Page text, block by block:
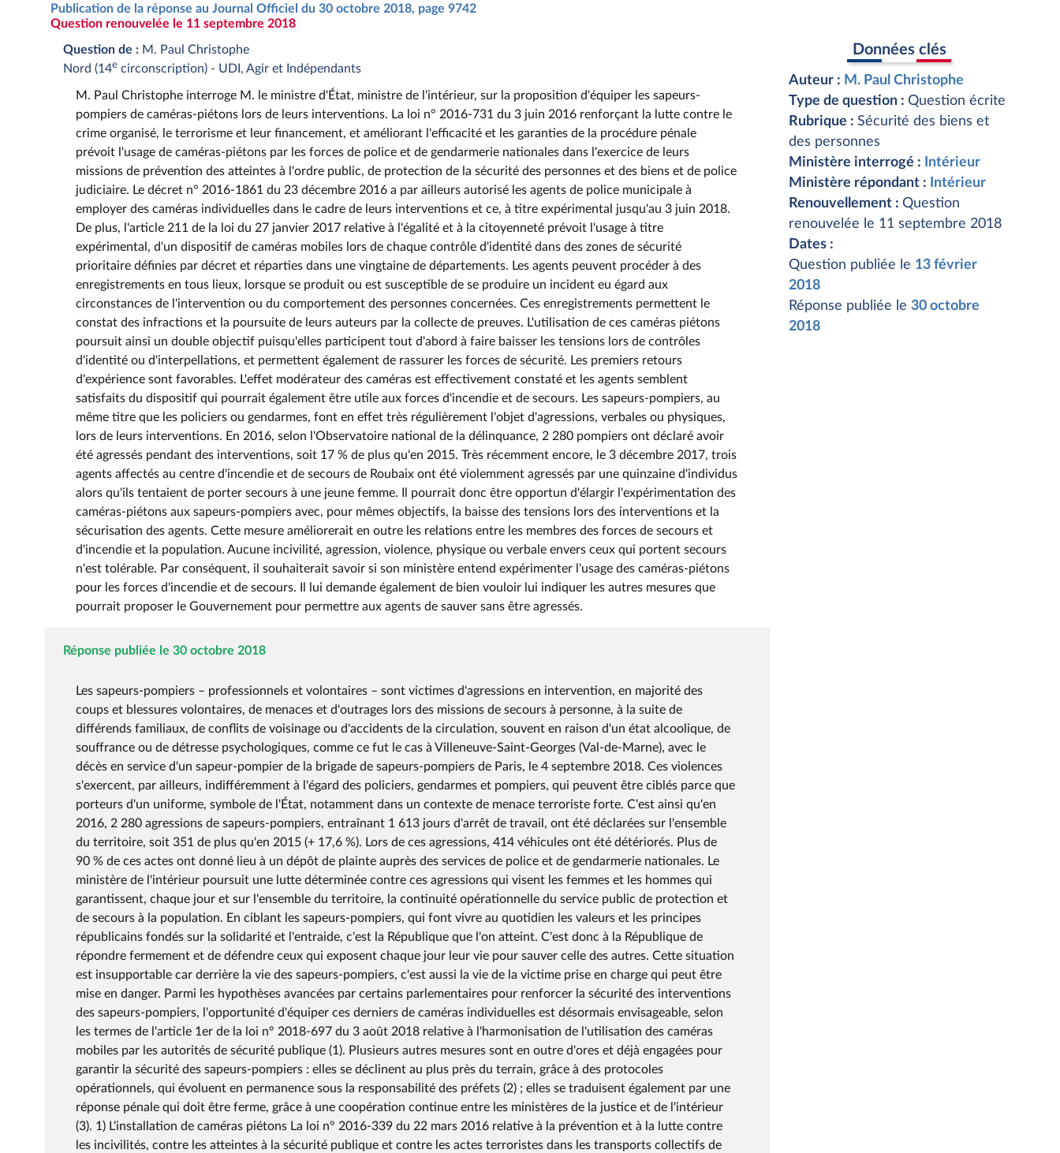
Publication de la réponse au Journal Officiel du 30 octobre 2018, page 9742
Question renouvelée le 11 septembre 2018
Question de : M. Paul Christophe
Nord (14e circonscription) - UDI, Agir et Indépendants
M. Paul Christophe interroge M. le ministre d'État, ministre de l'intérieur, sur la proposition d'équiper les sapeurs-
pompiers de caméras-piétons lors de leurs interventions. La loi n° 2016-731 du 3 juin 2016 renforçant la lutte contre le
crime organisé, le terrorisme et leur financement, et améliorant l'efficacité et les garanties de la procédure pénale
prévoit l'usage de caméras-piétons par les forces de police et de gendarmerie nationales dans l'exercice de leurs
missions de prévention des atteintes à l'ordre public, de protection de la sécurité des personnes et des biens et de police
judiciaire. Le décret n° 2016-1861 du 23 décembre 2016 a par ailleurs autorisé les agents de police municipale à
employer des caméras individuelles dans le cadre de leurs interventions et ce, à titre expérimental jusqu'au 3 juin 2018.
De plus, l'article 211 de la loi du 27 janvier 2017 relative à l'égalité et à la citoyenneté prévoit l'usage à titre
expérimental, d'un dispositif de caméras mobiles lors de chaque contrôle d'identité dans des zones de sécurité
prioritaire définies par décret et réparties dans une vingtaine de départements. Les agents peuvent procéder à des
enregistrements en tous lieux, lorsque se produit ou est susceptible de se produire un incident eu égard aux
circonstances de l'intervention ou du comportement des personnes concernées. Ces enregistrements permettent le
constat des infractions et la poursuite de leurs auteurs par la collecte de preuves. L'utilisation de ces caméras piétons
poursuit ainsi un double objectif puisqu'elles participent tout d'abord à faire baisser les tensions lors de contrôles
d'identité ou d'interpellations, et permettent également de rassurer les forces de sécurité. Les premiers retours
d'expérience sont favorables. L'effet modérateur des caméras est effectivement constaté et les agents semblent
satisfaits du dispositif qui pourrait également être utile aux forces d'incendie et de secours. Les sapeurs-pompiers, au
même titre que les policiers ou gendarmes, font en effet très régulièrement l'objet d'agressions, verbales ou physiques,
lors de leurs interventions. En 2016, selon l'Observatoire national de la délinquance, 2 280 pompiers ont déclaré avoir
été agressés pendant des interventions, soit 17 % de plus qu'en 2015. Très récemment encore, le 3 décembre 2017, trois
agents affectés au centre d'incendie et de secours de Roubaix ont été violemment agressés par une quinzaine d'individus
alors qu'ils tentaient de porter secours à une jeune femme. Il pourrait donc être opportun d'élargir l'expérimentation des
caméras-piétons aux sapeurs-pompiers avec, pour mêmes objectifs, la baisse des tensions lors des interventions et la
sécurisation des agents. Cette mesure améliorerait en outre les relations entre les membres des forces de secours et
d'incendie et la population. Aucune incivilité, agression, violence, physique ou verbale envers ceux qui portent secours
n'est tolérable. Par conséquent, il souhaiterait savoir si son ministère entend expérimenter l'usage des caméras-piétons
pour les forces d'incendie et de secours. Il lui demande également de bien vouloir lui indiquer les autres mesures que
pourrait proposer le Gouvernement pour permettre aux agents de sauver sans être agressés.
Réponse publiée le 30 octobre 2018
Les sapeurs-pompiers – professionnels et volontaires – sont victimes d'agressions en intervention, en majorité des coups et blessures volontaires, de menaces et d'outrages lors des missions de secours à personne, à la suite de différends familiaux, de conflits de voisinage ou d'accidents de la circulation, souvent en raison d'un état alcoolique, de souffrance ou de détresse psychologiques, comme ce fut le cas à Villeneuve-Saint-Georges (Val-de-Marne), avec le décès en service d'un sapeur-pompier de la brigade de sapeurs-pompiers de Paris, le 4 septembre 2018. Ces violences s'exercent, par ailleurs, indifféremment à l'égard des policiers, gendarmes et pompiers, qui peuvent être ciblés parce que porteurs d'un uniforme, symbole de l'État, notamment dans un contexte de menace terroriste forte. C'est ainsi qu'en 2016, 2 280 agressions de sapeurs-pompiers, entraînant 1 613 jours d'arrêt de travail, ont été déclarées sur l'ensemble du territoire, soit 351 de plus qu'en 2015 (+ 17,6 %). Lors de ces agressions, 414 véhicules ont été détériorés. Plus de 90 % de ces actes ont donné lieu à un dépôt de plainte auprès des services de police et de gendarmerie nationales. Le ministère de l'intérieur poursuit une lutte déterminée contre ces agressions qui visent les femmes et les hommes qui garantissent, chaque jour et sur l'ensemble du territoire, la continuité opérationnelle du service public de protection et de secours à la population. En ciblant les sapeurs-pompiers, qui font vivre au quotidien les valeurs et les principes républicains fondés sur la solidarité et l'entraide, c'est la République que l'on atteint. C'est donc à la République de répondre fermement et de défendre ceux qui exposent chaque jour leur vie pour sauver celle des autres. Cette situation est insupportable car derrière la vie des sapeurs-pompiers, c'est aussi la vie de la victime prise en charge qui peut être mise en danger. Parmi les hypothèses avancées par certains parlementaires pour renforcer la sécurité des interventions des sapeurs-pompiers, l'opportunité d'équiper ces derniers de caméras individuelles est désormais envisageable, selon les termes de l'article 1er de la loi n° 2018-697 du 3 août 2018 relative à l'harmonisation de l'utilisation des caméras mobiles par les autorités de sécurité publique (1). Plusieurs autres mesures sont en outre d'ores et déjà engagées pour garantir la sécurité des sapeurs-pompiers : elles se déclinent au plus près du terrain, grâce à des protocoles opérationnels, qui évoluent en permanence sous la responsabilité des préfets (2) ; elles se traduisent également par une réponse pénale qui doit être ferme, grâce à une coopération continue entre les ministères de la justice et de l'intérieur (3). 1) L'installation de caméras piétons La loi n° 2016-339 du 22 mars 2016 relative à la prévention et à la lutte contre les incivilités, contre les atteintes à la sécurité publique et contre les actes terroristes dans les transports collectifs de voyageurs, modifiée par la loi n° 2017-1510 du 30 octobre 2017 renforçant la sécurité intérieure et la lutte contre le terrorisme, a créé un régime spécifique pour l'enregistrement audiovisuel des interventions des services internes de sécurité de la SNCF et de la RATP. La loi n° 2016-731 du 3 juin 2016 renforçant la lutte contre le crime organisé, le terrorisme et leur financement, et améliorant l'efficacité et les garanties de la procédure pénale, a prévu un régime pérenne d'utilisation des caméras mobiles pour les agents de la police nationale et les militaires de la gendarmerie nationale. Le Gouvernement est attaché à l'usage des caméras piétons par les forces de police et de gendarmerie, car ce dispositif participe à l'apaisement des tensions. Aussi, le ministère de l'intérieur a décidé de multiplier par quatre le nombre de ces équipements dans le plan de sécurité du quotidien, pour atteindre 10 000 caméras en 2019. L'article 114 de la loi du 3 juin 2016 a également prévu un dispositif d'expérimentation pour les agents de police municipale dans le cadre de leurs interventions. L'expérimentation, d'une durée de deux ans, s'est déroulée du 3 juin 2016 au 3 juin 2018. Le Sénat et l'Assemblée nationale ont adopté la loi n° 2018-697 du 3 août 2018 relative à l'harmonisation de l'utilisation des caméras mobiles par les autorités de sécurité publique. Son objectif vise notamment à étendre l'expérimentation du port des caméras mobiles aux sapeurs-pompiers. L'article 1er de la loi prévoit ainsi que, « à titre expérimental, dans l'exercice de leurs missions de prévention, de protection et de lutte contre les risques de sécurité civile, de protection des personnes et des biens et de secours d'urgence, les sapeurs-pompiers professionnels ou volontaires et les militaires de la brigade des sapeurs-pompiers de Paris et du bataillon des marins-pompiers de Marseille peuvent procéder, au moyen de caméras individuelles, à un enregistrement audiovisuel de leurs interventions lorsque se produit ou est susceptible de se produire un incident de nature à mettre en péril leur intégrité physique, eu égard aux circonstances de l'intervention ou au comportement des personnes concernées ». Cet article précise que « l'enregistrement n'est pas permanent et ne peut être déclenché dans les cas où il est susceptible de porter atteinte au secret médical ». C'est un point sur lequel le Gouvernement a particulièrement été attentif lors des débats sur la proposition de loi. Le respect de la vie privée et du secret médical des personnes chez lesquelles les sapeurs-pompiers sont amenés à intervenir est en effet un point majeur, car les sapeurs-pompiers sont quotidiennement appelés à pénétrer chez les particuliers. Ce dispositif contribuera à améliorer la sécurité des sapeurs-pompiers. 2) La mise en place de protocoles opérationnels Dès 2006, certains préfets ont mis en place, en collaboration avec les services de police et de gendarmerie, des protocoles opérationnels visant à améliorer la sécurité des sapeurs-pompiers en intervention. Pour autant l'évolution des types d'agressions et l'émergence de territoires caractérisés par la violence ayant pour effet d'empêcher le bon déroulement de la mission de secours, ont nécessité une remise à jour des procédures. C'est la raison pour laquelle, le ministre de l'intérieur, par circulaire relative à la prévention et à la lutte contre les agressions visant les sapeurs-pompiers, adressée le 30 mars 2015 aux préfets, a souhaité la mise en place de protocoles actualisés entre les services départementaux d'incendie et de secours, les directions départementales de la sécurité publique et les groupements de gendarmerie départementale. Ces protocoles permettent d'affirmer la volonté commune de prévenir ces agressions par une coordination renforcée des interventions des sapeurs-pompiers avec celles des gendarmes et des policiers et de créer les conditions permettant d'identifier les auteurs des agressions. Le 21 novembre 2017, le ministre d'Etat, ministre de l'intérieur, a demandé aux préfets de procéder à une évaluation de ces protocoles. L'exploitation des réponses a permis d'identifier des bonnes pratiques. Des mesures nouvelles, visant à améliorer la sécurité des sapeurs-pompiers en intervention, ont été transmises à l'ensemble des préfets, par la circulaire en date du 13 mars 2018. A la suite du tragique événement survenu à Villeneuve-Saint-Georges (Val-de-Marne), le ministre d'État, ministre de l'intérieur, a rappelé, par télégramme du 14 septembre 2018, aux préfets et directeurs généraux de la Police nationale, de la Gendarmerie nationale et de la sécurité civile et de la gestion des crises, la nécessité d'appliquer avec la « plus grande rigueur » la circulaire du 13 mars 2018. Ces instructions prévoient notamment de renforcer : - les mesures de coordination opérationnelle par l'élaboration de procédures spécifiques pour l'intervention dans les secteurs urbains sensibles (points de regroupement, itinéraires sécurisés et règles d'engagement adaptées, avec notamment l'appui de la police ou de la gendarmerie lorsque la situation l'exige) et par la mise en place d'un système d'évaluation régulière et partagée pour les secteurs où la fréquence des agressions ou de faits de violence urbaine est élevée ; - les mesures relatives au dépôt de plainte facilité et à la protection fonctionnelle ; - les mesures de formation des sapeurs-pompiers à la négociation et aux techniques de défense simple (évitement, esquive, dégagement) face à une personne agressive. La situation des coups et blessures volontaires, des menaces et de l'outrage, à l'encontre des sapeurs-pompiers, en raison d'un état alcoolique ou de souffrance psychologique, est prise en compte dans le cadre de ces protocoles. La régulation médicale, la juste définition du diagnostic et de la qualification de chaque intervention sont également des points essentiels pour préserver les sapeurs-pompiers d'actes de violence. 3) Une réponse pénale ferme et une coopération entre les ministères de la justice et de l'intérieur Face à ces actes d'agressions, la réponse pénale doit également être exemplaire et les sanctions à la hauteur de la gravité des actes. Tous les moyens d'enquête nécessaires sont donc déployés pour poursuivre les auteurs de telles agressions. La France a renforcé son cadre juridique en adoptant, notamment, la loi du 28 février 2017 relative à la sécurité publique qui aggrave les sanctions pénales à l'encontre des auteurs de violences contre les sapeurs-pompiers. L'article 433-3 du code pénal prévoit ainsi qu'est « punie de trois ans d'emprisonnement et de 45 000 euros d'amende la menace de commettre un crime ou un délit contre les personnes ou les biens proférée à l'encontre […] d'un sapeur-pompier professionnel ou volontaire », chargé d'une mission de service public. Les articles 322-6 et 322-8 du même code exposent enfin l'auteur d'une « destruction, dégradation ou détérioration d'un bien appartenant aux sapeurs-pompiers
Données clés
Auteur : M. Paul Christophe
Type de question : Question écrite
Rubrique : Sécurité des biens et
des personnes
Ministère interrogé :
Intérieur
Ministère répondant :
Intérieur
Renouvellement : Question
renouvelée le 11 septembre 2018
Dates :
Question publiée le 13 février
2018
Réponse publiée le 30 octobre
2018